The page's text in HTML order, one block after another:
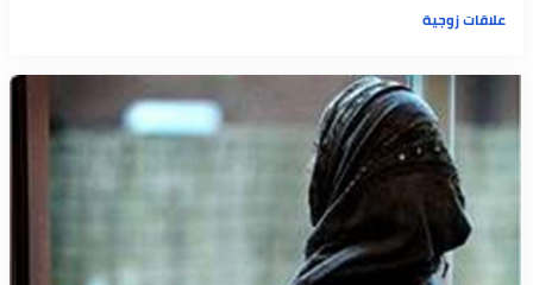
علاقات زوجية